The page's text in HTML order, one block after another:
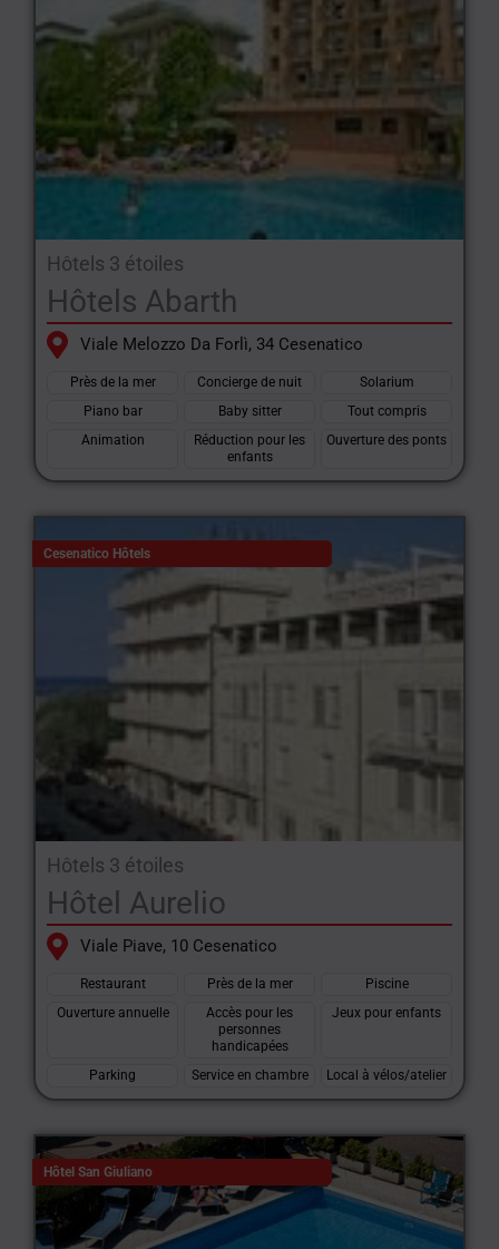
Hôtels 3 étoiles
Hôtels Abarth
Viale Melozzo Da Forlì, 34 Cesenatico
Près de la mer Concierge de nuit
Solarium
Piano bar
Baby sitter
Tout compris
Animation
Réduction pour les
enfants
Ouverture des ponts
Cesenatico Hôtels
Hôtels 3 étoiles
Hôtel Aurelio
Viale Piave, 10 Cesenatico
Restaurant Près de la mer
Piscine
Ouverture annuelle
Accès pour les
personnes
handicapées
Jeux pour enfants
Parking Service en chambre Local à vélos/atelier
Hôtel San Giuliano